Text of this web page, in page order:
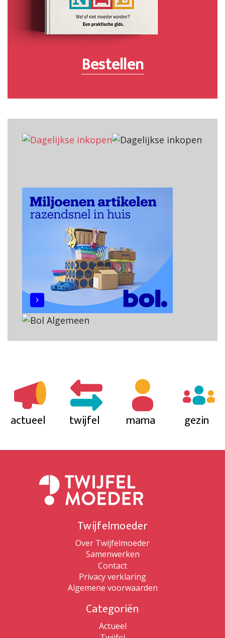
Bestellen
actueel twijfel mama gezin
Twijfelmoeder
Over Twijfelmoeder
Samenwerken
Contact
Privacy verklaring
Algemene voorwaarden
Categoriën
Actueel